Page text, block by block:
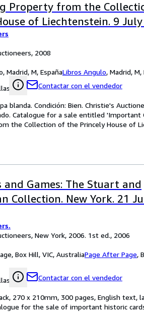
Property from the
of Liechtenstein. 9
2008
Madrid, M, EspañaLibros Angulo, Madrid, M,
Contactar con el vendedor
blanda. Condición: Bien. Christie's
Catalogue for a sale entitled 'Important
the Collection of the Princely House of
and Games: The Stuart and
Collection. New York. 21
New York, 2006. 1st ed., 2006
Box Hill, VIC, AustraliaPage After Page,
Contactar con el vendedor
270 x 210mm, 300 pages, English
for the sale of important historic